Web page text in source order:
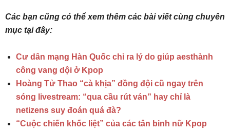
Các bạn cũng có thể xem thêm các bài viết cùng chuyên
mục tại đây:
Cư dân mạng Hàn Quốc chỉ ra lý do giúp aesthành
công vang dội ở Kpop
Hoàng Tử Thao “cà khịa” đồng đội cũ ngay trên
sóng livestream: “qua cầu rút ván” hay chỉ là
netizens suy đoán quá đà?
“Cuộc chiến khốc liệt” của các tân binh nữ Kpop